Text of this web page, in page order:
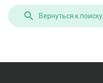
Вернуться к поиску